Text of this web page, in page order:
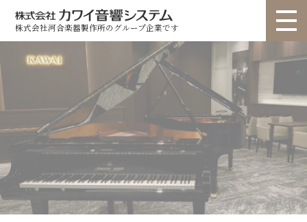
株式会社河合楽器製作所のグループ企業です
トップ
選ばれる理由
個人のお客様
法人のお客様
製品情報 ▽
ユニット ライトタイプ ユニット スタンダードタイプ
ユニット カスタムタイプ ユニット 高遮音タイプ
オーダー ルームプラン オーダー re・flex(リフレクス)
ショールーム
納入事例
カタログ
お知らせ
コラム